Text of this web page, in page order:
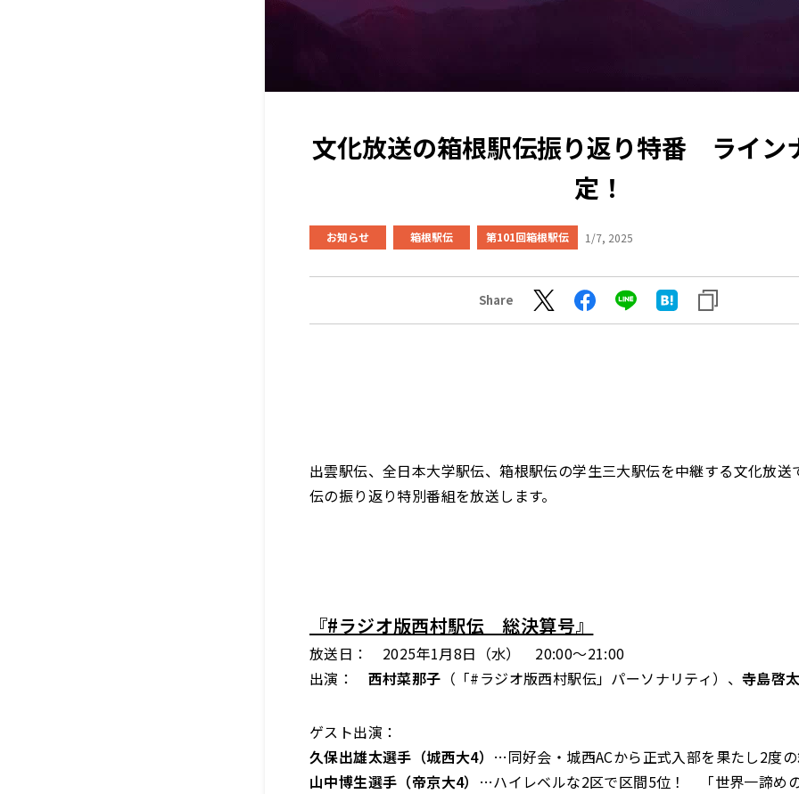
文化放送の箱根駅伝振り返り特番 ライン
定！
お知らせ 箱根駅伝 第101回箱根駅伝 1/7, 2025
Share
出雲駅伝、全日本大学駅伝、箱根駅伝の学生三大駅伝を中継する文化放送
伝の振り返り特別番組を放送します。
『#ラジオ版西村駅伝 総決算号』
放送日： 2025年1月8日（水） 20:00～21:00
出演： 西村菜那子 （「#ラジオ版西村駅伝」パーソナリティ）、寺島啓
ゲスト出演：
久保出雄太選手（城西大4） …同好会・城西ACから正式入部を果たし2度
山中博生選手（帝京大4） …ハイレベルな2区で区間5位！ 「世界一諦め